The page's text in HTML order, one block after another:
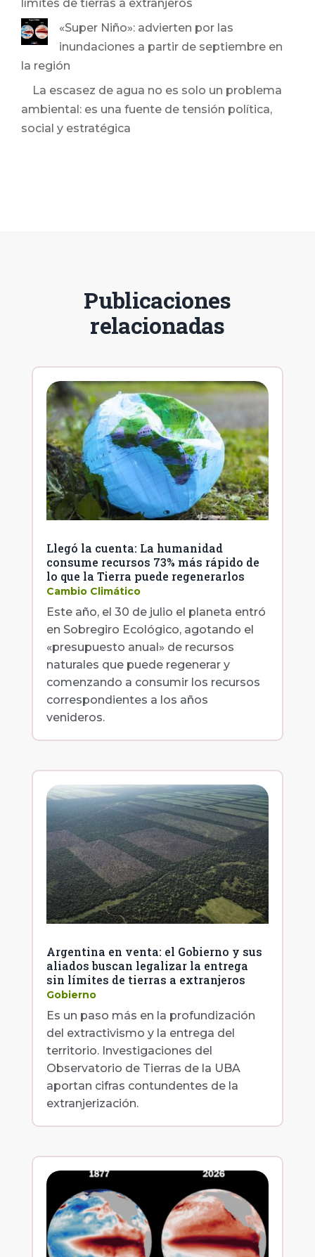
límites de tierras a extranjeros
«Super Niño»: advierten por las
inundaciones a partir de septiembre en
la región
La escasez de agua no es solo un problema
ambiental: es una fuente de tensión política,
social y estratégica
Publicaciones
relacionadas
Llegó la cuenta: La humanidad
consume recursos 73% más rápido de
lo que la Tierra puede regenerarlos
Cambio Climático
Este año, el 30 de julio el planeta entró
en Sobregiro Ecológico, agotando el
«presupuesto anual» de recursos
naturales que puede regenerar y
comenzando a consumir los recursos
correspondientes a los años
venideros.
Argentina en venta: el Gobierno y sus
aliados buscan legalizar la entrega
sin límites de tierras a extranjeros
Gobierno
Es un paso más en la profundización
del extractivismo y la entrega del
territorio. Investigaciones del
Observatorio de Tierras de la UBA
aportan cifras contundentes de la
extranjerización.